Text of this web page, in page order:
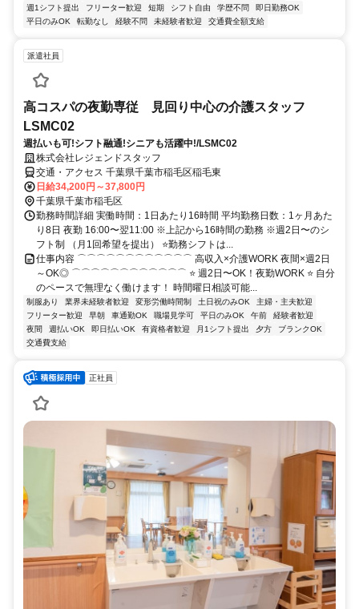
週1シフト提出
フリーター歓迎 短期 シフト自由 学歴不問
即日勤務OK
平日のみOK
転勤なし 経験不問 未経験者歓迎 交通費全額支給
派遣社員
高コスパの夜勤専従 見回り中心の介護スタッフ
LSMC02
週払いも可!シフト融通!シニアも活躍中!/LSMC02
株式会社レジェンドスタッフ
交通・アクセス 千葉県千葉市稲毛区稲毛東
日給34,200円～37,800円
千葉県千葉市稲毛区
勤務時間詳細 実働時間：1日あたり16時間 平均勤務日数：1ヶ月あた
り8日 夜勤 16:00〜翌11:00 ※上記から16時間の勤務 ※週2日〜のシ
フト制 （月1回希望を提出） ⭐勤務シフトは...
仕事内容 ⌒⌒⌒⌒⌒⌒⌒⌒⌒⌒⌒⌒ 高収入×介護WORK 夜間×週2日
～OK◎ ⌒⌒⌒⌒⌒⌒⌒⌒⌒⌒⌒⌒ ⭐ 週2日〜OK！夜勤WORK ⭐ 自分
のペースで無理なく働けます！ 時間曜日相談可能...
制服あり 業界未経験者歓迎 変形労働時間制 土日祝のみOK
主婦・主夫歓迎
フリーター歓迎
早朝 車通勤OK 職場見学可 平日のみOK 午前
経験者歓迎
夜間
週払いOK 即日払いOK 有資格者歓迎 月1シフト提出 夕方
ブランクOK
交通費支給
正社員